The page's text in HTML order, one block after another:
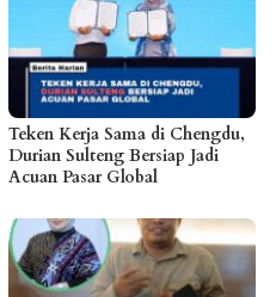
Teken Kerja Sama di Chengdu,
Durian Sulteng Bersiap Jadi
Acuan Pasar Global